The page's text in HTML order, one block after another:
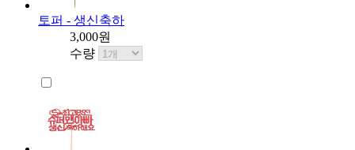
토퍼 - 생신축하
3,000원
수량